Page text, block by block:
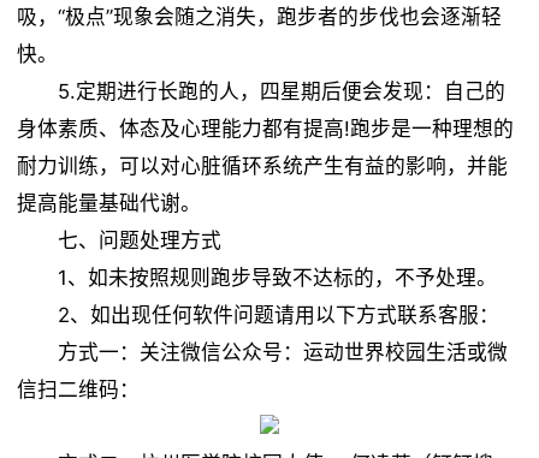
吸，“极点”现象会随之消失，跑步者的步伐也会逐渐轻
快。
5.定期进行长跑的人，四星期后便会发现：自己的
身体素质、体态及心理能力都有提高!跑步是一种理想的
耐力训练，可以对心脏循环系统产生有益的影响，并能
提高能量基础代谢。
七、问题处理方式
1、如未按照规则跑步导致不达标的，不予处理。
2、如出现任何软件问题请用以下方式联系客服：
方式一：关注微信公众号：运动世界校园生活或微
信扫二维码：